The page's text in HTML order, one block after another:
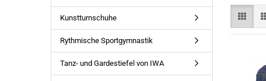
Kunstturnschuhe
Rythmische Sportgymnastik
Tanz- und Gardestiefel von IWA